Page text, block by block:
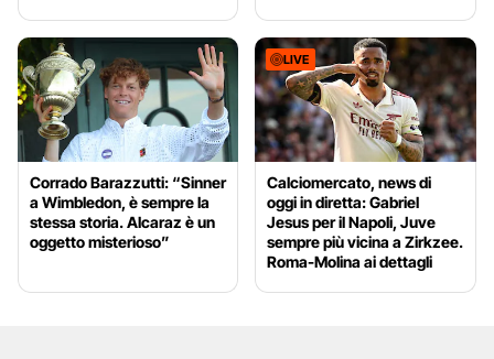
Corrado Barazzutti: “Sinner
a Wimbledon, è sempre la
stessa storia. Alcaraz è un
oggetto misterioso”
LIVE
Calciomercato, news di
oggi in diretta: Gabriel
Jesus per il Napoli, Juve
sempre più vicina a Zirkzee.
Roma-Molina ai dettagli